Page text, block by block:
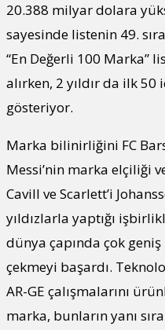
20.388 milyar dolara
sayesinde listenin 49.
“En Değerli 100 Marka”
alırken, 2 yıldır da ilk 50
gösteriyor.
Marka bilinirliğini FC
Messi’nin marka elçiliği
Cavill ve Scarlett’i
yıldızlarla yaptığı
dünya çapında çok
çekmeyi başardı.
AR-GE çalışmalarını
marka, bunların yanı